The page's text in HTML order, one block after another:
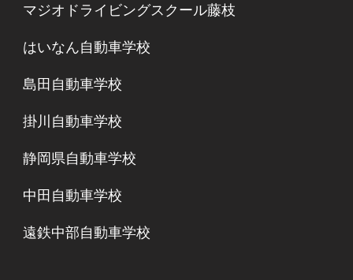
マジオドライビングスクール藤枝
はいなん自動車学校
島田自動車学校
掛川自動車学校
静岡県自動車学校
中田自動車学校
遠鉄中部自動車学校